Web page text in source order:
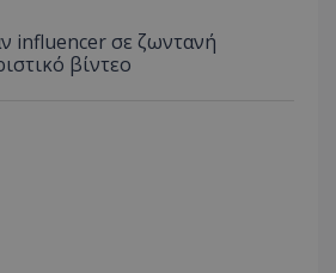
influencer σε ζωντανή
βίντεο